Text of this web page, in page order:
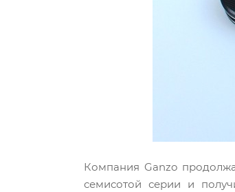
Компания Ganzo
семисотой серии и